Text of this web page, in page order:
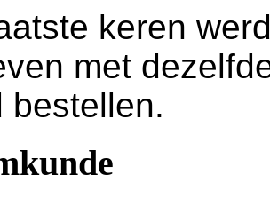
keren
met
bestellen.